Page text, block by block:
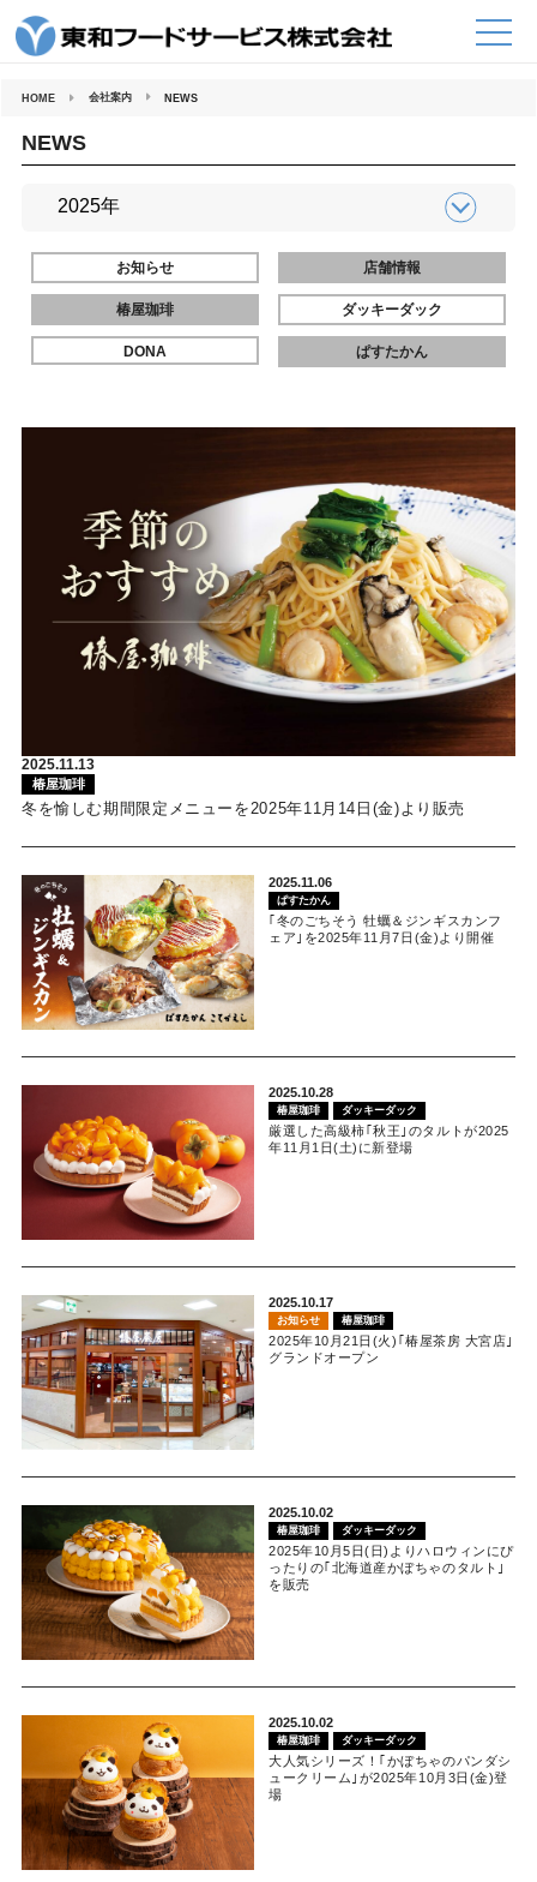
HOME 会社案内 NEWS
NEWS
お知らせ 店舗情報
椿屋珈琲 ダッキーダック
DONA ぱすたかん
2025.11.13
椿屋珈琲
冬を愉しむ期間限定メニューを2025年11月14日(金)より販売
2025.11.06
ぱすたかん
｢冬のごちそう 牡蠣＆ジンギスカンフ
ェア｣を2025年11月7日(金)より開催
2025.10.28
椿屋珈琲 ダッキーダック
厳選した高級柿｢秋王｣のタルトが2025
年11月1日(土)に新登場
2025.10.17
お知らせ 椿屋珈琲
2025年10月21日(火)｢椿屋茶房 大宮店｣
グランドオープン
2025.10.02
椿屋珈琲 ダッキーダック
2025年10月5日(日)よりハロウィンにぴ
ったりの｢北海道産かぼちゃのタルト｣
を販売
2025.10.02
椿屋珈琲 ダッキーダック
大人気シリーズ！｢かぼちゃのパンダシ
ュークリーム｣が2025年10月3日(金)登
場